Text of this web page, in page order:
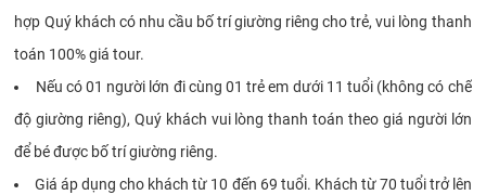
hợp Quý khách có nhu cầu bố trí giường riêng cho trẻ, vui lòng thanh
toán 100% giá tour.
Nếu có 01 người lớn đi cùng 01 trẻ em dưới 11 tuổi (không có chế
độ giường riêng), Quý khách vui lòng thanh toán theo giá người lớn
để bé được bố trí giường riêng.
Giá áp dụng cho khách từ 10 đến 69 tuổi. Khách từ 70 tuổi trở lên